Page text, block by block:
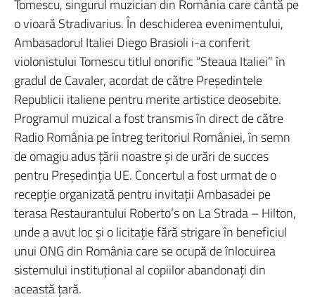
Tomescu, singurul muzician din România care cântă pe
o vioară Stradivarius. În deschiderea evenimentului,
Ambasadorul Italiei Diego Brasioli i-a conferit
violonistului Tomescu titlul onorific “Steaua Italiei” în
gradul de Cavaler, acordat de către Preşedintele
Republicii italiene pentru merite artistice deosebite.
Programul muzical a fost transmis în direct de către
Radio România pe întreg teritoriul României, în semn
de omagiu adus ţării noastre şi de urări de succes
pentru Preşedinţia UE. Concertul a fost urmat de o
recepţie organizată pentru invitaţii Ambasadei pe
terasa Restaurantului Roberto’s on La Strada – Hilton,
unde a avut loc şi o licitaţie fără strigare în beneficiul
unui ONG din România care se ocupă de înlocuirea
sistemului instituţional al copiilor abandonaţi din
această ţară.